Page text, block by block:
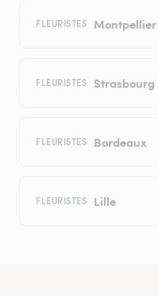
FLEURISTES Montpellier
FLEURISTES Strasbourg
FLEURISTES Bordeaux
FLEURISTES Lille